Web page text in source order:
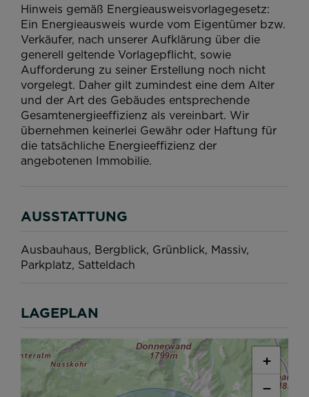
Hinweis gemäß Energieausweisvorlagegesetz:
Ein Energieausweis wurde vom Eigentümer bzw.
Verkäufer, nach unserer Aufklärung über die
generell geltende Vorlagepflicht, sowie
Aufforderung zu seiner Erstellung noch nicht
vorgelegt. Daher gilt zumindest eine dem Alter
und der Art des Gebäudes entsprechende
Gesamtenergieeffizienz als vereinbart. Wir
übernehmen keinerlei Gewähr oder Haftung für
die tatsächliche Energieeffizienz der
angebotenen Immobilie.
AUSSTATTUNG
Ausbauhaus Bergblick Grünblick Massiv
Parkplatz Satteldach
LAGEPLAN
+
−